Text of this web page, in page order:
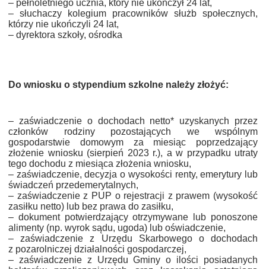
– pełnoletniego ucznia, który nie ukończył 24 lat,
– słuchaczy kolegium pracowników służb społecznych,
którzy nie ukończyli 24 lat,
– dyrektora szkoły, ośrodka
Do wniosku o stypendium szkolne należy złożyć:
– zaświadczenie o dochodach netto* uzyskanych przez
członków rodziny pozostających we wspólnym
gospodarstwie domowym za miesiąc poprzedzający
złożenie wniosku (sierpień 2023 r.), a w przypadku utraty
tego dochodu z miesiąca złożenia wniosku,
– zaświadczenie, decyzja o wysokości renty, emerytury lub
świadczeń przedemerytalnych,
– zaświadczenie z PUP o rejestracji z prawem (wysokość
zasiłku netto) lub bez prawa do zasiłku,
– dokument potwierdzający otrzymywane lub ponoszone
alimenty (np. wyrok sądu, ugoda) lub oświadczenie,
– zaświadczenie z Urzędu Skarbowego o dochodach
z pozarolniczej działalności gospodarczej,
– zaświadczenie z Urzędu Gminy o ilości posiadanych